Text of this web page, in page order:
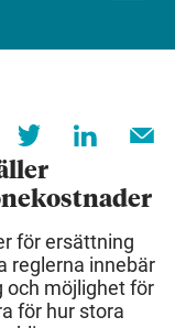
för ersättning
reglerna innebär
och möjlighet för
för hur stora